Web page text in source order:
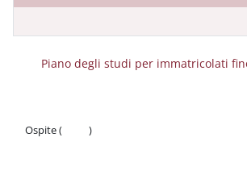
Piano degli studi per immatricolati
Ospite (
)